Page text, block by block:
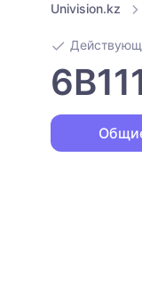
Univision.kz